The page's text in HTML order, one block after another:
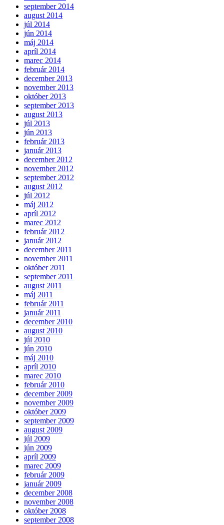
september 2014
august 2014
júl 2014
jún 2014
máj 2014
apríl 2014
marec 2014
február 2014
december 2013
november 2013
október 2013
september 2013
august 2013
júl 2013
jún 2013
február 2013
január 2013
december 2012
november 2012
september 2012
august 2012
júl 2012
máj 2012
apríl 2012
marec 2012
február 2012
január 2012
december 2011
november 2011
október 2011
september 2011
august 2011
máj 2011
február 2011
január 2011
december 2010
august 2010
júl 2010
jún 2010
máj 2010
apríl 2010
marec 2010
február 2010
december 2009
november 2009
október 2009
september 2009
august 2009
júl 2009
jún 2009
apríl 2009
marec 2009
február 2009
január 2009
december 2008
november 2008
október 2008
september 2008